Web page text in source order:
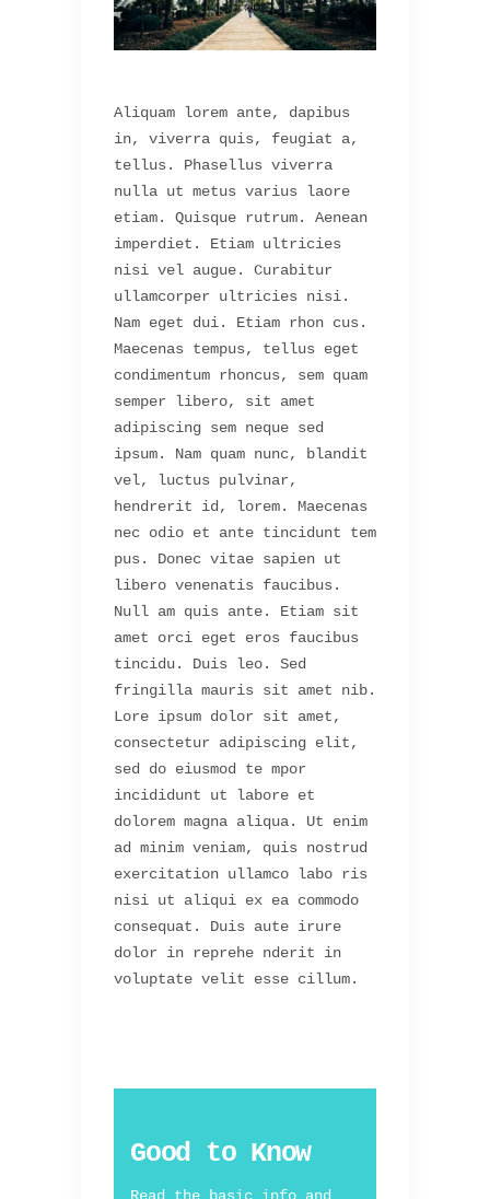
Aliquam lorem ante, dapibus
in, viverra quis, feugiat a,
tellus. Phasellus viverra
nulla ut metus varius laore
etiam. Quisque rutrum. Aenean
imperdiet. Etiam ultricies
nisi vel augue. Curabitur
ullamcorper ultricies nisi.
Nam eget dui. Etiam rhon cus.
Maecenas tempus, tellus eget
condimentum rhoncus, sem quam
semper libero, sit amet
adipiscing sem neque sed
ipsum. Nam quam nunc, blandit
vel, luctus pulvinar,
hendrerit id, lorem. Maecenas
nec odio et ante tincidunt tem
pus. Donec vitae sapien ut
libero venenatis faucibus.
Null am quis ante. Etiam sit
amet orci eget eros faucibus
tincidu. Duis leo. Sed
fringilla mauris sit amet nib.
Lore ipsum dolor sit amet,
consectetur adipiscing elit,
sed do eiusmod te mpor
incididunt ut labore et
dolorem magna aliqua. Ut enim
ad minim veniam, quis nostrud
exercitation ullamco labo ris
nisi ut aliqui ex ea commodo
consequat. Duis aute irure
dolor in reprehe nderit in
voluptate velit esse cillum.
Good to Know